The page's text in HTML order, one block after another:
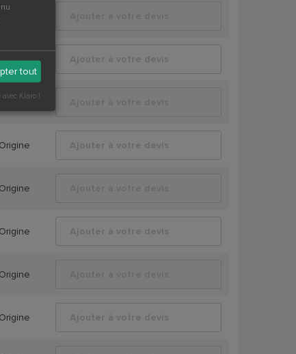
Ajouter à votre devis
Origine Ajouter à votre devis
Origine
Origine Ajouter à votre devis
Origine
Origine Ajouter à votre devis
tout
avec Klaro !